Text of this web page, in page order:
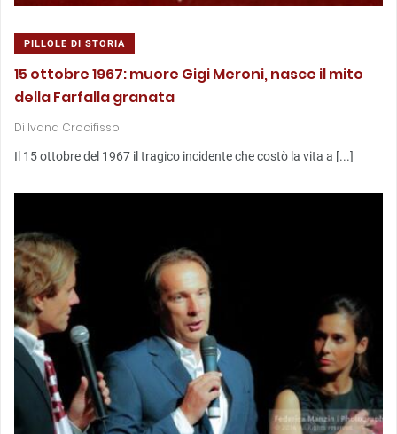
PILLOLE DI STORIA
15 ottobre 1967: muore Gigi Meroni, nasce il mito
della Farfalla granata
Di Ivana Crocifisso
Il 15 ottobre del 1967 il tragico incidente che costò la vita a [...]